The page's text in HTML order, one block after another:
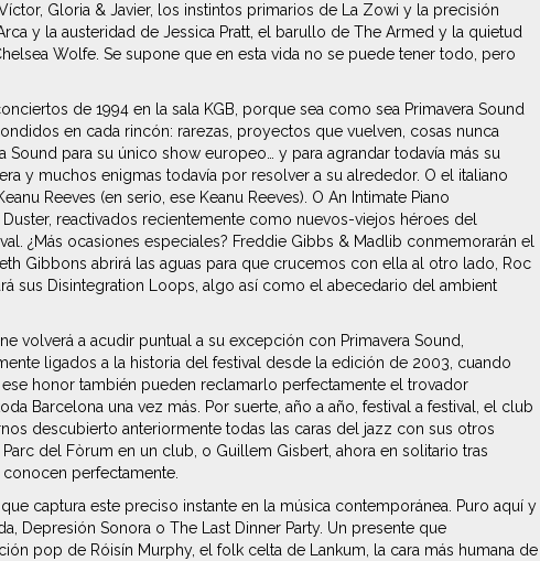
Gloria & Javier, los instintos primarios de La Zowi y la precisión
y la austeridad de Jessica Pratt, el barullo de The Armed y la quietud
Wolfe. Se supone que en esta vida no se puede tener todo, pero
de 1994 en la sala KGB, porque sea como sea Primavera Sound
en cada rincón: rarezas, proyectos que vuelven, cosas nunca
para su único show europeo… y para agrandar todavía más su
y muchos enigmas todavía por resolver a su alrededor. O el italiano
Reeves (en serio, ese Keanu Reeves). O An Intimate Piano
reactivados recientemente como nuevos-viejos héroes del
¿Más ocasiones especiales? Freddie Gibbs & Madlib conmemorarán el
Gibbons abrirá las aguas para que crucemos con ella al otro lado, Roc
sus Disintegration Loops, algo así como el abecedario del ambient
volverá a acudir puntual a su excepción con Primavera Sound,
ligados a la historia del festival desde la edición de 2003, cuando
honor también pueden reclamarlo perfectamente el trovador
Barcelona una vez más. Por suerte, año a año, festival a festival, el club
descubierto anteriormente todas las caras del jazz con sus otros
del Fòrum en un club, o Guillem Gisbert, ahora en solitario tras
conocen perfectamente.
captura este preciso instante en la música contemporánea. Puro aquí y
Depresión Sonora o The Last Dinner Party. Un presente que
pop de Róisín Murphy, el folk celta de Lankum, la cara más humana de